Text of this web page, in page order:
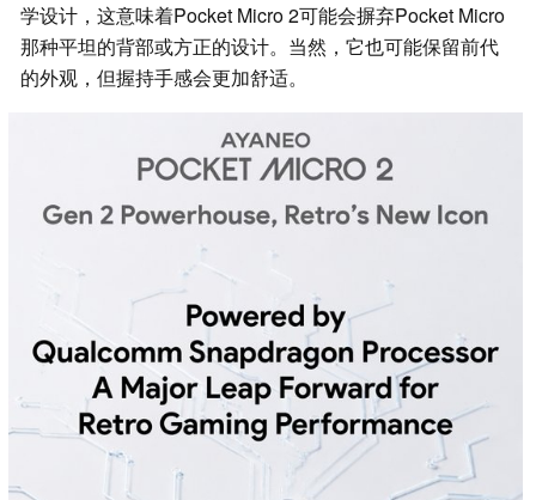
学设计，这意味着Pocket Micro 2可能会摒弃Pocket Micro
那种平坦的背部或方正的设计。当然，它也可能保留前代
的外观，但握持手感会更加舒适。